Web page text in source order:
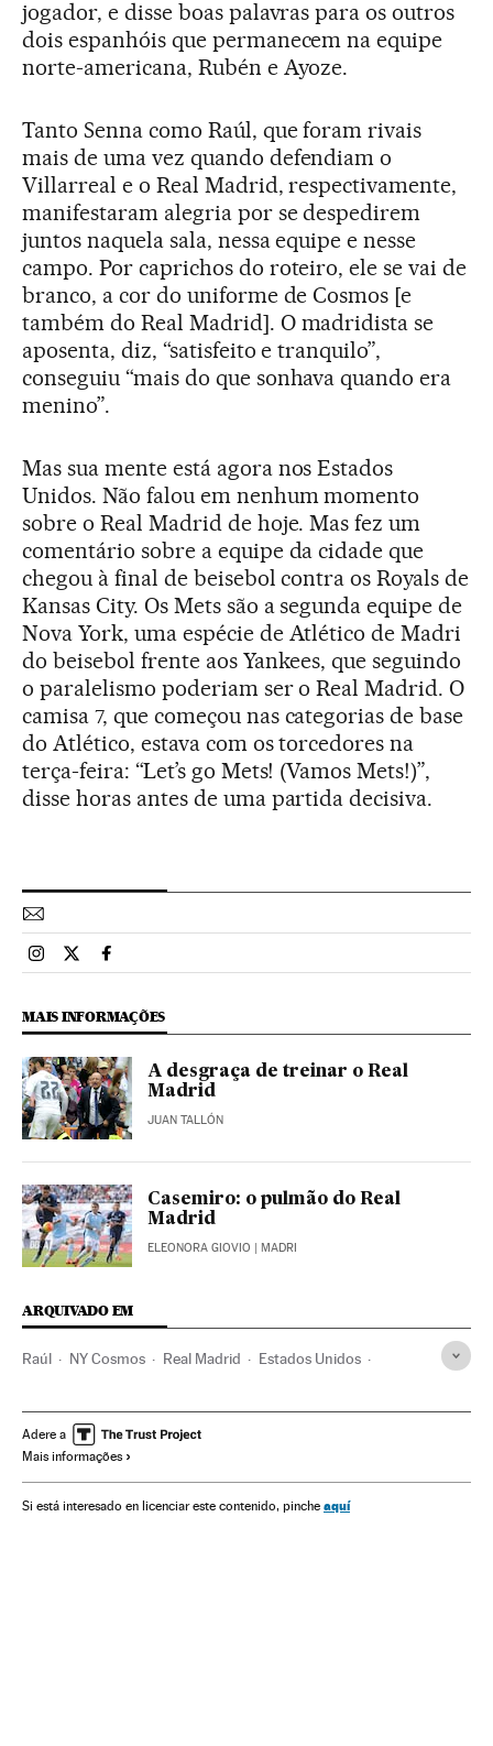
jogador, e disse boas palavras para os outros
dois espanhóis que permanecem na equipe
norte-americana, Rubén e Ayoze.
Tanto Senna como Raúl, que foram rivais
mais de uma vez quando defendiam o
Villarreal e o Real Madrid, respectivamente,
manifestaram alegria por se despedirem
juntos naquela sala, nessa equipe e nesse
campo. Por caprichos do roteiro, ele se vai de
branco, a cor do uniforme de Cosmos [e
também do Real Madrid]. O madridista se
aposenta, diz, “satisfeito e tranquilo”,
conseguiu “mais do que sonhava quando era
menino”.
Mas sua mente está agora nos Estados
Unidos. Não falou em nenhum momento
sobre o Real Madrid de hoje. Mas fez um
comentário sobre a equipe da cidade que
chegou à final de beisebol contra os Royals de
Kansas City. Os Mets são a segunda equipe de
Nova York, uma espécie de Atlético de Madri
do beisebol frente aos Yankees, que seguindo
o paralelismo poderiam ser o Real Madrid. O
camisa 7, que começou nas categorias de base
do Atlético, estava com os torcedores na
terça-feira: “Let’s go Mets! (Vamos Mets!)”,
disse horas antes de uma partida decisiva.
Esportes El País Brasil en Instagram
Esportes El País Brasil en Twitter
Esportes El País Brasil en Facebook
MAIS INFORMAÇÕES
A desgraça de treinar o Real
Madrid
JUAN TALLÓN
Casemiro: o pulmão do Real
Madrid
ELEONORA GIOVIO | MADRI
ARQUIVADO EM
Raúl NY Cosmos Real Madrid Estados Unidos
Adere a
Mais informações
Si está interesado en licenciar este contenido, pinche aquí